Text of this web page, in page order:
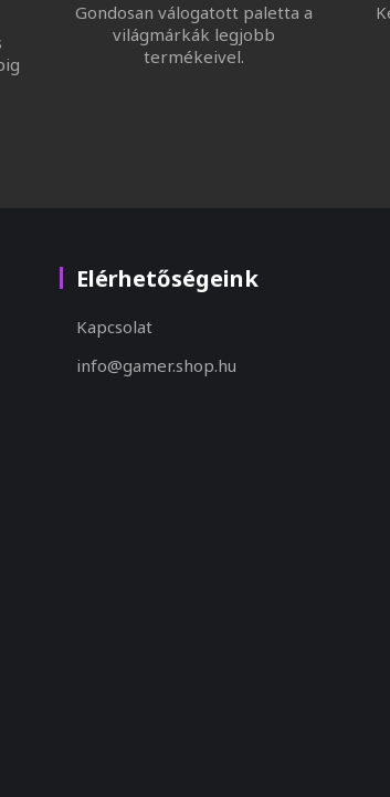
Gondosan válogatott paletta a
világmárkák legjobb
termékeivel.
Elérhetőségeink
Kapcsolat
info@gamer.shop.hu